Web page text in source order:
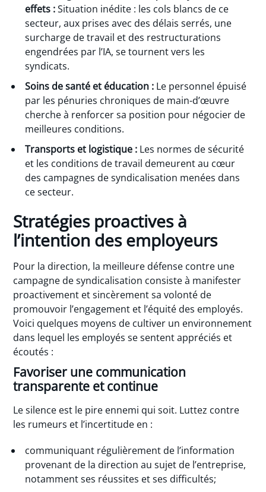
effets :Situation inédite : les cols blancs de ce
secteur, aux prises avec des délais serrés, une
surcharge de travail et des restructurations
engendrées par l’IA, se tournent vers les
syndicats.
Soins de santé et éducation : Le personnel épuisé
par les pénuries chroniques de main-d’œuvre
cherche à renforcer sa position pour négocier de
meilleures conditions.
Transports et logistique : Les normes de sécurité
et les conditions de travail demeurent au cœur
des campagnes de syndicalisation menées dans
ce secteur.
Stratégies proactives à
l’intention des employeurs
Pour la direction, la meilleure défense contre une
campagne de syndicalisation consiste à manifester
proactivement et sincèrement sa volonté de
promouvoir l’engagement et l’équité des employés.
Voici quelques moyens de cultiver un environnement
dans lequel les employés se sentent appréciés et
écoutés :
Favoriser une communication
transparente et continue
Le silence est le pire ennemi qui soit. Luttez contre
les rumeurs et l’incertitude en :
communiquant régulièrement de l’information
provenant de la direction au sujet de l’entreprise,
notamment ses réussites et ses difficultés;